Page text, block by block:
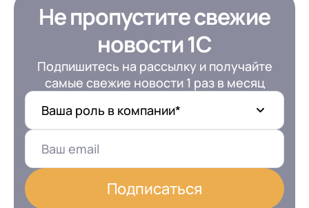
Не пропустите свежие
новости 1С
Подпишитесь на рассылку и получайте
самые свежие новости 1 раз в месяц
Ваша роль в компании*
Подписаться